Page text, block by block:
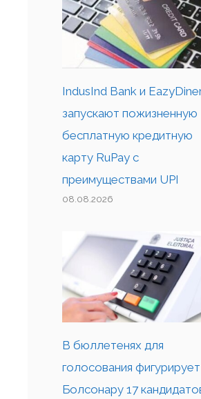
IndusInd Bank и
запускают пожизненную
бесплатную кредитную
карту RuPay с
преимуществами UPI
08.08.2026
В бюллетенях для
голосования фигурирует
Болсонару 17